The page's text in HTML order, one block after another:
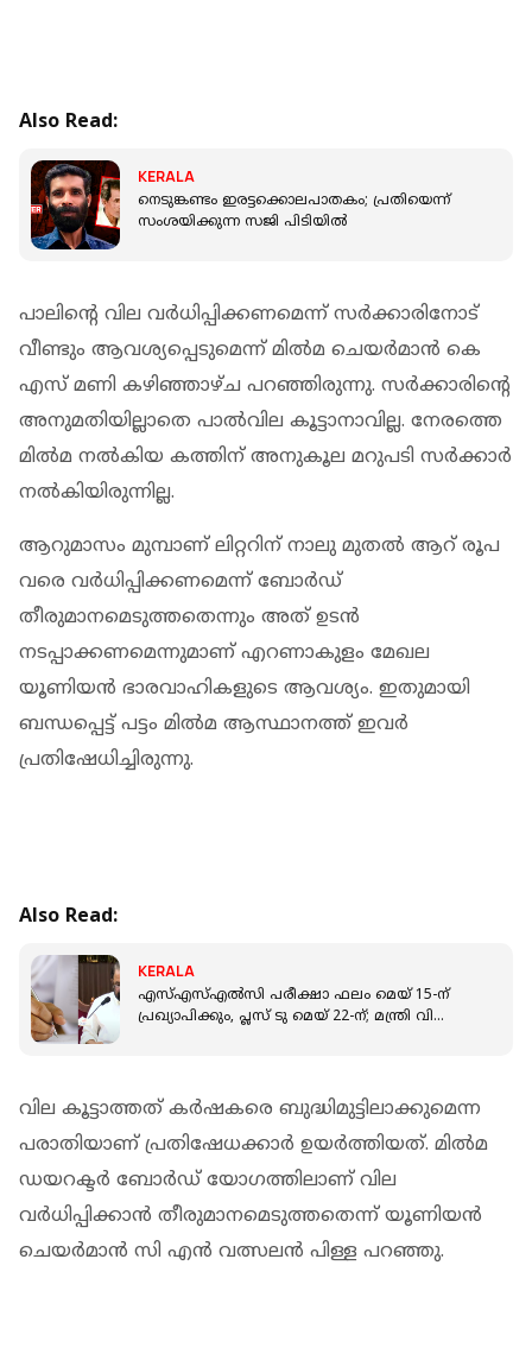
Also Read:
KERALA
നെടുങ്കണ്ടം ഇരട്ടക്കൊലപാതകം; പ്രതിയെന്ന്
സംശയിക്കുന്ന സജി പിടിയില്‍
പാലിന്റെ വില വർധിപ്പിക്കണമെന്ന് സർക്കാരിനോട്
വീണ്ടും ആവശ്യപ്പെടുമെന്ന് മിൽമ ചെയർമാൻ കെ
എസ് മണി കഴിഞ്ഞാഴ്ച പറഞ്ഞിരുന്നു. സർക്കാരിന്റെ
അനുമതിയില്ലാതെ പാൽവില കൂട്ടാനാവില്ല. നേരത്തെ
മിൽമ നൽകിയ കത്തിന് അനുകൂല മറുപടി സർക്കാർ
നൽകിയിരുന്നില്ല.
ആറുമാസം മുമ്പാണ് ലിറ്ററിന് നാലു മുതൽ ആറ് രൂപ
വരെ വർധിപ്പിക്കണമെന്ന് ബോർഡ്
തീരുമാനമെടുത്തതെന്നും അത് ഉടൻ
നടപ്പാക്കണമെന്നുമാണ് എറണാകുളം മേഖല
യൂണിയൻ ഭാരവാഹികളുടെ ആവശ്യം. ഇതുമായി
ബന്ധപ്പെട്ട് പട്ടം മിൽമ ആസ്ഥാനത്ത് ഇവർ
പ്രതിഷേധിച്ചിരുന്നു.
Also Read:
KERALA
എസ്എസ്എല്‍സി പരീക്ഷാ ഫലം മെയ് 15-ന്
പ്രഖ്യാപിക്കും, പ്ലസ് ടു മെയ് 22-ന്; മന്ത്രി വി
വില കൂട്ടാത്തത് കർഷകരെ ബുദ്ധിമുട്ടിലാക്കുമെന്ന
പരാതിയാണ് പ്രതിഷേധക്കാർ ഉയർത്തിയത്. മിൽമ
ഡയറക്ടർ ബോർഡ് യോഗത്തിലാണ് വില
വർധിപ്പിക്കാൻ തീരുമാനമെടുത്തതെന്ന് യൂണിയൻ
ചെയർമാൻ സി എൻ വത്സലൻ പിള്ള പറഞ്ഞു.